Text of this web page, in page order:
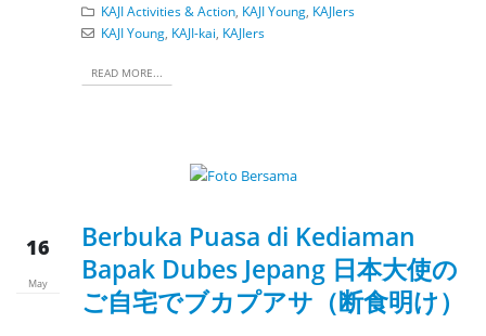
KAJI Activities & Action, KAJI Young, KAJIers
KAJI Young, KAJI-kai KAJIers
READ MORE...
16
May
Berbuka Puasa di Kediaman
Bapak Dubes Jepang 日本大使の
ご自宅でブカプアサ（断食明け）